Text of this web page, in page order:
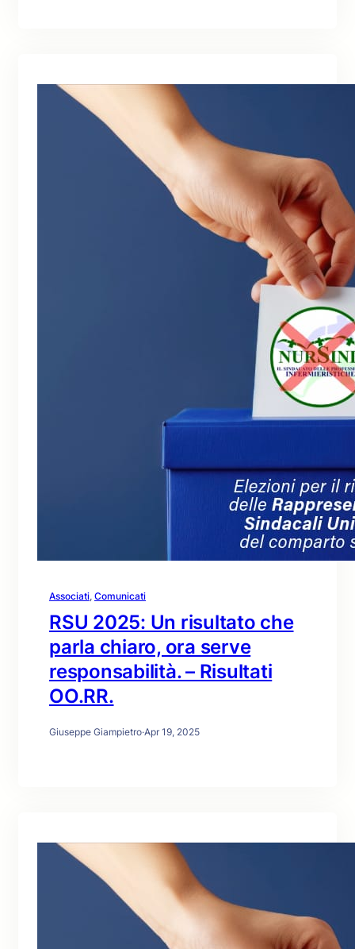
Associati, Comunicati
RSU 2025: Un risultato che
parla chiaro, ora serve
responsabilità. – Risultati
OO.RR.
Giuseppe Giampietro·Apr 19, 2025